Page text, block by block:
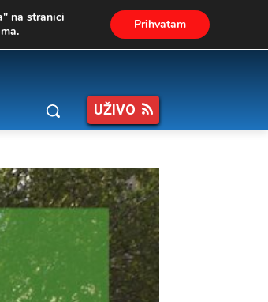
UŽIVO
na stranici
Prihvatam